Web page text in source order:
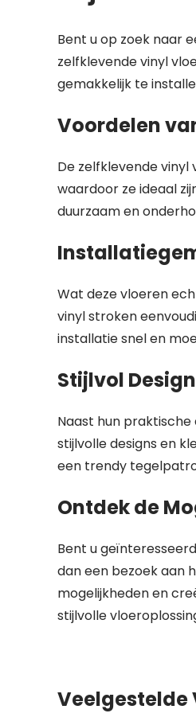
Bent u op zoek naar
zelfklevende vinyl
gemakkelijk te
Voordelen
De zelfklevende
waardoor ze ideaal
duurzaam en
Wat deze vloeren
vinyl stroken
installatie snel en
Stijlvol Design
Naast hun
stijlvolle designs en
een trendy
Ontdek de
Bent u
dan een bezoek aan
mogelijkheden en
stijlvolle
Veelgestelde